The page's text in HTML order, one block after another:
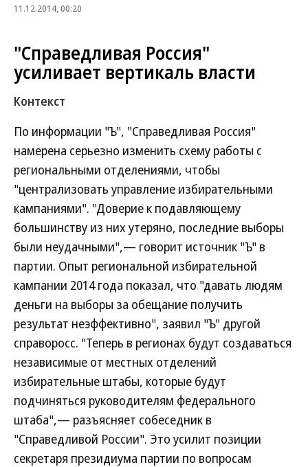
11.12.2014, 00:20
"Справедливая Россия"
усиливает вертикаль власти
Контекст
По информации "Ъ", "Справедливая Россия"
намерена серьезно изменить схему работы с
региональными отделениями, чтобы
"централизовать управление избирательными
кампаниями". "Доверие к подавляющему
большинству из них утеряно, последние выборы
были неудачными",— говорит источник "Ъ" в
партии. Опыт региональной избирательной
кампании 2014 года показал, что "давать людям
деньги на выборы за обещание получить
результат неэффективно", заявил "Ъ" другой
справоросс. "Теперь в регионах будут создаваться
независимые от местных отделений
избирательные штабы, которые будут
подчиняться руководителям федерального
штаба",— разъясняет собеседник в
"Справедливой России". Это усилит позиции
секретаря президиума партии по вопросам